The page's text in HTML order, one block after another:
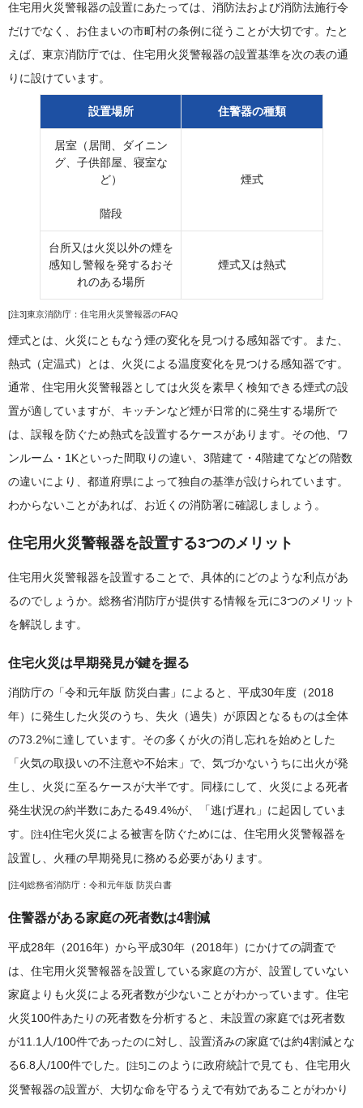
住宅用火災警報器の設置にあたっては、消防法および消防法施行令
だけでなく、お住まいの市町村の条例に従うことが大切です。たと
えば、東京消防庁では、住宅用火災警報器の設置基準を次の表の通
りに設けています。
設置場所 住警器の種類
居室（居間、ダイニン
グ、子供部屋、寝室な
ど）
階段
煙式
台所又は火災以外の煙を
感知し警報を発するおそ
れのある場所
煙式又は熱式
[注3]東京消防庁：住宅用火災警報器のFAQ
煙式とは、火災にともなう煙の変化を見つける感知器です。また、
熱式（定温式）とは、火災による温度変化を見つける感知器です。
通常、住宅用火災警報器としては火災を素早く検知できる煙式の設
置が適していますが、キッチンなど煙が日常的に発生する場所で
は、誤報を防ぐため熱式を設置するケースがあります。その他、ワ
ンルーム・1Kといった間取りの違い、3階建て・4階建てなどの階数
の違いにより、都道府県によって独自の基準が設けられています。
わからないことがあれば、お近くの消防署に確認しましょう。
住宅用火災警報器を設置する3つのメリット
住宅用火災警報器を設置することで、具体的にどのような利点があ
るのでしょうか。総務省消防庁が提供する情報を元に3つのメリット
を解説します。
住宅火災は早期発見が鍵を握る
消防庁の「令和元年版 防災白書」によると、平成30年度（2018
年）に発生した火災のうち、失火（過失）が原因となるものは全体
の73.2%に達しています。その多くが火の消し忘れを始めとした
「火気の取扱いの不注意や不始末」で、気づかないうちに出火が発
生し、火災に至るケースが大半です。同様にして、火災による死者
発生状況の約半数にあたる49.4%が、「逃げ遅れ」に起因していま
す。
[注4]住宅火災による被害を防ぐためには、住宅用火災警報器を
設置し、火種の早期発見に務める必要があります。
[注4]総務省消防庁：令和元年版 防災白書
住警器がある家庭の死者数は4割減
平成28年（2016年）から平成30年（2018年）にかけての調査で
は、住宅用火災警報器を設置している家庭の方が、設置していない
家庭よりも火災による死者数が少ないことがわかっています。住宅
火災100件あたりの死者数を分析すると、未設置の家庭では死者数
が11.1人/100件であったのに対し、設置済みの家庭では約4割減とな
る6.8人/100件でした。
[注5]このように政府統計で見ても、住宅用火
災警報器の設置が、大切な命を守るうえで有効であることがわかり